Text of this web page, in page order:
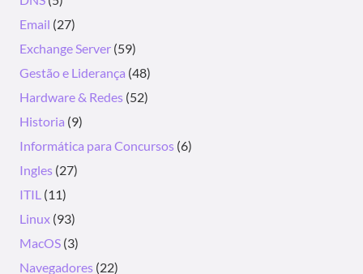
Email (27)
Exchange Server (59)
Gestão e Liderança (48)
Hardware & Redes (52)
Historia (9)
Informática para Concursos (6)
Ingles (27)
ITIL (11)
Linux (93)
MacOS (3)
Navegadores (22)